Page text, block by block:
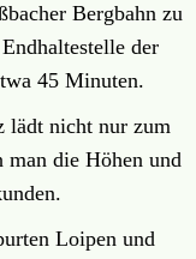
Bergbahn zu
der
45 Minuten.
lädt nicht nur zum
man die Höhen und
Loipen und